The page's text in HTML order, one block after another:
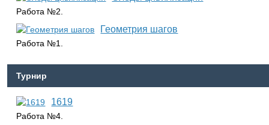
Работа №2.
Геометрия шагов
Работа №1.
Турнир
1619
Работа №4.